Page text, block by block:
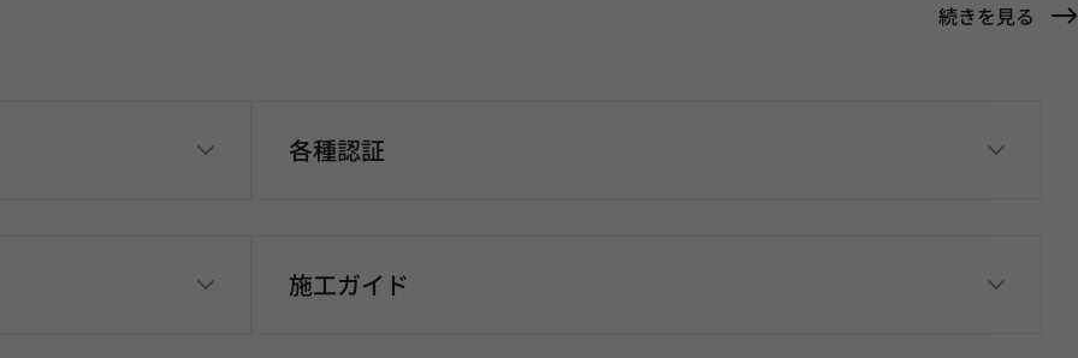
続きを見る
各種認証
施工ガイド